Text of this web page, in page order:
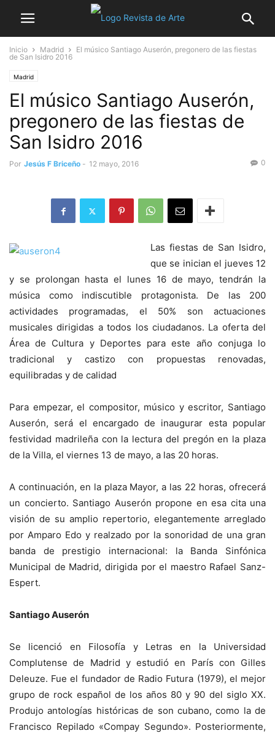
Inicio Madrid
El músico Santiago Auserón, pregonero de las fiestas
de San Isidro 2016
Madrid
El músico Santiago Auserón,
pregonero de las fiestas de
San Isidro 2016
Por Jesús F Briceño - 12 mayo, 2016 0
Las fiestas de San Isidro,
que se inician el jueves 12
y se prolongan hasta el lunes 16 de mayo, tendrán la
música como indiscutible protagonista. De las 200
actividades programadas, el 50% son actuaciones
musicales dirigidas a todos los ciudadanos. La oferta del
Área de Cultura y Deportes para este año conjuga lo
tradicional y castizo con propuestas renovadas,
equilibradas y de calidad
Para empezar, el compositor, músico y escritor, Santiago
Auserón, será el encargado de inaugurar esta popular
festividad madrileña con la lectura del pregón en la plaza
de la Villa, el viernes 13 de mayo, a las 20 horas.
A continuación, en la plaza Mayor, a las 22 horas, ofrecerá
un concierto. Santiago Auserón propone en esa cita una
visión de su amplio repertorio, elegantemente arreglado
por Amparo Edo y realzado por la sonoridad de una gran
banda de prestigio internacional: la Banda Sinfónica
Municipal de Madrid, dirigida por el maestro Rafael Sanz-
Espert.
Santiago Auserón
Se licenció en Filosofía y Letras en la Universidad
Complutense de Madrid y estudió en París con Gilles
Deleuze. Fue el fundador de Radio Futura (1979), el mejor
grupo de rock español de los años 80 y 90 del siglo XX.
Produjo antologías históricas de son cubano, como la de
Francisco Repilado «Compay Segundo». Posteriormente,